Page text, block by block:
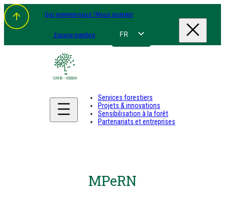
Qui sommes-nous ?Nous soutenir
Espace membre FR
DE
Services forestiers
Projets & innovations
Sensibilisation à la forêt
Partenariats et entreprises
MPeRN